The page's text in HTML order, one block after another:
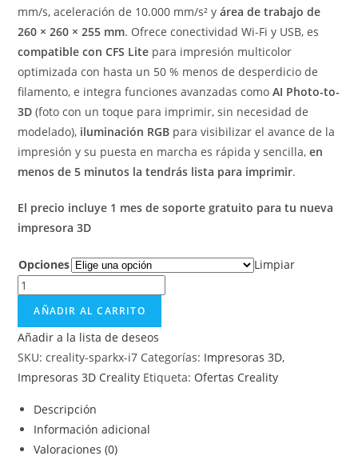
mm/s, aceleración de 10.000 mm/s² yárea de trabajo de
260 × 260 × 255 mm. Ofrece conectividad Wi-Fi y USB, es
compatible con CFS Lite para impresión multicolor
optimizada con hasta un 50 % menos de desperdicio de
filamento, e integra funciones avanzadas comoAI Photo-to-
3D (foto con un toque para imprimir, sin necesidad de
modelado), iluminación RGB para visibilizar el avance de la
impresión y su puesta en marcha es rápida y sencilla,en
menos de 5 minutos la tendrás lista para imprimir.
El precio incluye 1 mes de soporte gratuito para tu nueva
impresora 3D
Opciones Limpiar
AÑADIR AL CARRITO
Añadir a la lista de deseos
SKU:creality-sparkx-i7 Categorías: Impresoras 3D,
Impresoras 3D Creality Etiqueta: Ofertas Creality
Descripción
Información adicional
Valoraciones (0)